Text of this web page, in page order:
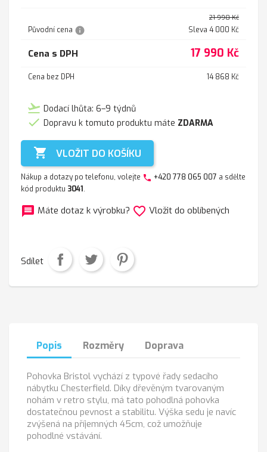
Původní cena info
21 990 Kč
Sleva 4 000 Kč
Cena s DPH 17 990 Kč
Cena bez DPH 14 868 Kč
flight_takeoff Dodací lhůta: 6–9 týdnů
 Dopravu k tomuto produktu máte ZDARMA
 VLOŽIT DO KOŠÍKU
Nákup a dotazy po telefonu, volejte phone +420 778 065 007 a sdělte
kód produktu 3041.
message Máte dotaz k výrobku? favorite_border Vložit do oblíbených
Sdílet
Popis Rozměry Doprava
Pohovka Bristol vychází z typové řady sedacího
nábytku Chesterfield. Díky dřevěným tvarovaným
nohám v retro stylu, má tato pohodlná pohovka
dostatečnou pevnost a stabilitu. Výška sedu je navíc
zvýšená na příjemných 45cm, což umožňuje
pohodlné vstávání.